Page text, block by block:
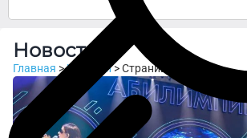
Новости
Главная >Новости>Страница 3